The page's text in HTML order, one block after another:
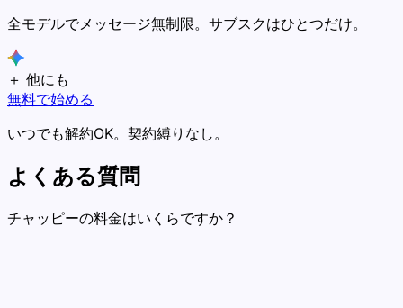
全モデルでメッセージ無制限。サブスクはひとつだけ。
＋ 他にも
無料で始める
いつでも解約OK。契約縛りなし。
よくある質問
チャッピーの料金はいくらですか？